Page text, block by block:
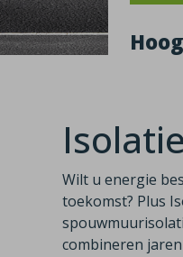
Wilt u energie
toekomst? Plus
combineren